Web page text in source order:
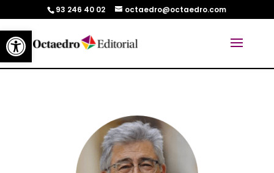
Abrir barra de herramientas
93 246 40 02 octaedro@octaedro.com